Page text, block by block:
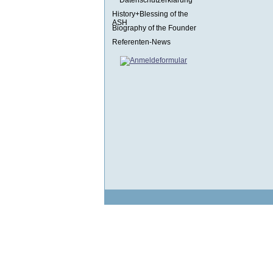
History+Blessing of the
ASH
Biography of the Founder
Referenten-News